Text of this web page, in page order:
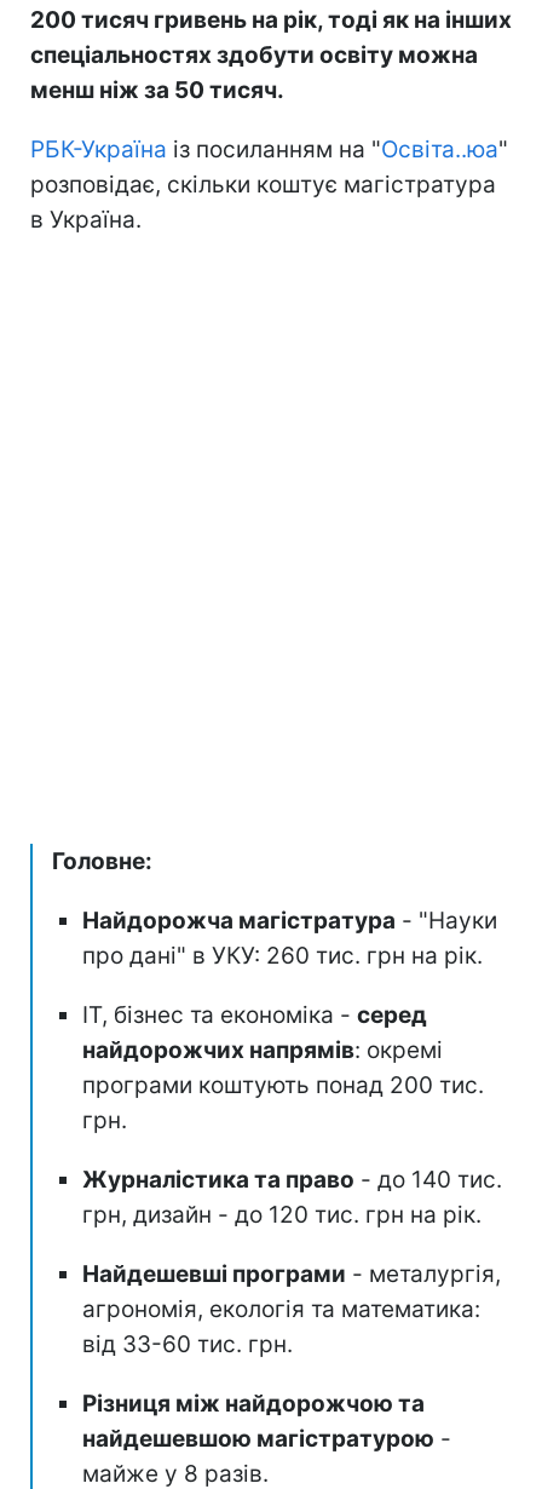
200 тисяч гривень на рік, тоді як на інших
спеціальностях здобути освіту можна
менш ніж за 50 тисяч.
РБК-Україна із посиланням на "Освіта..юа"
розповідає, скільки коштує магістратура
в Україна.
Головне:
Найдорожча магістратура - "Науки
про дані" в УКУ: 260 тис. грн на рік.
ІТ, бізнес та економіка - серед
найдорожчих напрямів: окремі
програми коштують понад 200 тис.
грн.
Журналістика та право - до 140 тис.
грн, дизайн - до 120 тис. грн на рік.
Найдешевші програми - металургія,
агрономія, екологія та математика:
від 33-60 тис. грн.
Різниця між найдорожчою та
найдешевшою магістратурою -
майже у 8 разів.